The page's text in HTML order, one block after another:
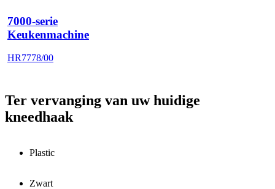
7000-serie
Keukenmachine
HR7778/00
Ter vervanging van uw huidige
kneedhaak
Plastic
Zwart